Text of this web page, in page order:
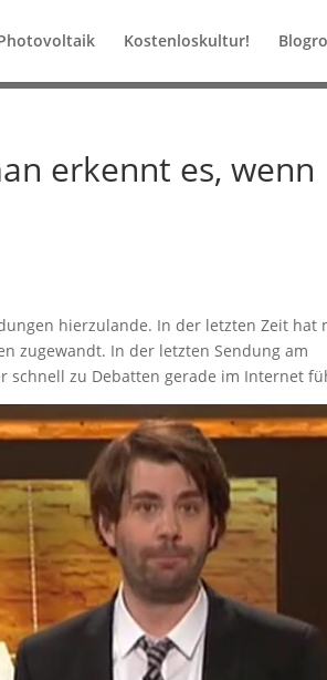
Kostenloskultur!
erkennt es, wenn
hierzulande. In der letzten Zeit hat
zugewandt. In der letzten Sendung am
schnell zu Debatten gerade im Internet